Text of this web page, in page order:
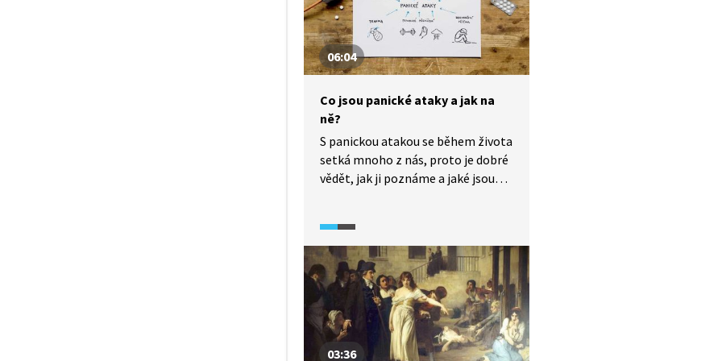
i nutnosti popularizovat toto
téma mezi veřejností i odborníky.
06:04
Co jsou panické ataky a jak na
ně?
S panickou atakou se během života
setká mnoho z nás, proto je dobré
vědět, jak ji poznáme a jaké jsou
genetické, fyziologické, nebo
například způsobené psychickým
přetížením nebo dávným
traumatem. Pořad What the fact
(2024) také upozorňuje, že panická
ataka není to samé jako fobie,
která se váže na konkrétní věc.
03:36